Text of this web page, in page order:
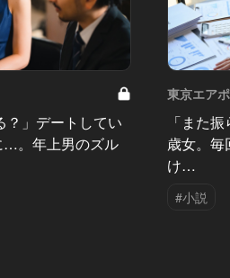
？」デートしてい
…。年上男のズル
東京エア
「また
歳女。
け…
#小説